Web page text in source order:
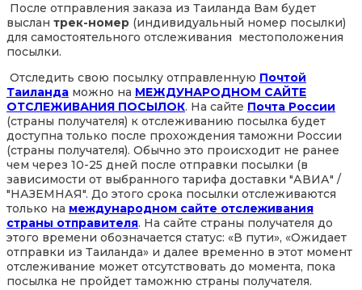
После отправления заказа из Таиланда Вам будет
выслан трек-номер (индивидуальный номер посылки)
для самостоятельного отслеживания местоположения
посылки.
Отследить свою посылку отправленную Почтой
Таиланда можно на МЕЖДУНАРОДНОМ САЙТЕ
ОТСЛЕЖИВАНИЯ ПОСЫЛОК. На сайте Почта России
(страны получателя) к отслеживанию посылка будет
доступна только после прохождения таможни России
(страны получателя). Обычно это происходит не ранее
чем через 10-25 дней после отправки посылки (в
зависимости от выбранного тарифа доставки "АВИА" /
"НАЗЕМНАЯ". До этого срока посылки отслеживаются
только на международном сайте отслеживания
страны отправителя. На сайте страны получателя до
этого времени обозначается статус: «В пути», «Ожидает
отправки из Таиланда» и далее временно в этот момент
отслеживание может отсутствовать до момента, пока
посылка не пройдет таможню страны получателя.